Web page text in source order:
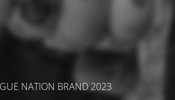
NATION BRAND 2023